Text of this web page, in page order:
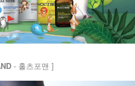
- 홀츠포맨 ]